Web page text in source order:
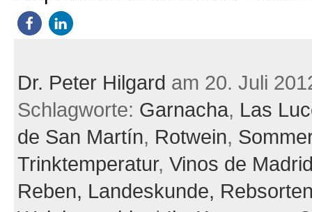
Dr. Peter Hilgard am 20. Juli
Schlagworte: Garnacha, Las
de San Martín, Rotwein, Sommer
Trinktemperatur, Vinos de
Reben, Landeskunde,